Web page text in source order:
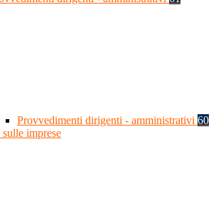
Provvedimenti dirigenti - amministrativi 60
imprese